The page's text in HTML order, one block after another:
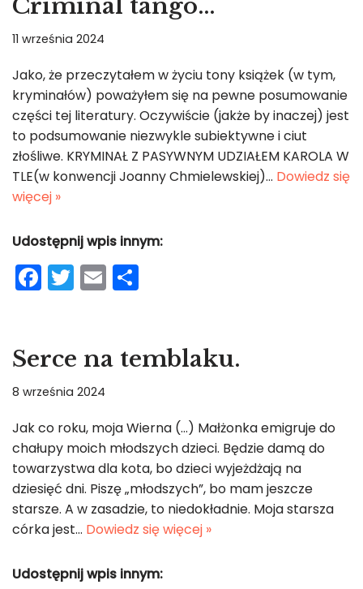
b
o
o
k
Criminal tango…
11 września 2024
Jako, że przeczytałem w życiu tony książek (w tym,
kryminałów) poważyłem się na pewne posumowanie
części tej literatury. Oczywiście (jakże by inaczej) jest
to podsumowanie niezwykle subiektywne i ciut
złośliwe. KRYMINAŁ Z PASYWNYM UDZIAŁEM KAROLA W
TLE(w konwencji Joanny Chmielewskiej)… Dowiedz się
więcej »
Udostępnij wpis innym:
F
a
e
b
o
o
k
T
w
er
E
m
l e
Serce na temblaku.
8 września 2024
Jak co roku, moja Wierna (…) Małżonka emigruje do
chałupy moich młodszych dzieci. Będzie damą do
towarzystwa dla kota, bo dzieci wyjeżdżają na
dziesięć dni. Piszę „młodszych”, bo mam jeszcze
starsze. A w zasadzie, to niedokładnie. Moja starsza
córka jest… Dowiedz się więcej »
Udostępnij wpis innym: